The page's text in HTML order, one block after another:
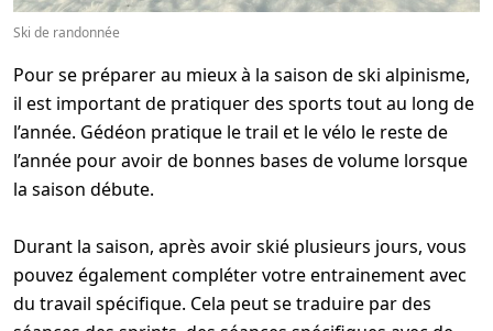
Ski de randonnée
Pour se préparer au mieux à la saison de ski alpinisme,
il est important de pratiquer des sports tout au long de
l’année. Gédéon pratique le trail et le vélo le reste de
l’année pour avoir de bonnes bases de volume lorsque
la saison débute.
Durant la saison, après avoir skié plusieurs jours, vous
pouvez également compléter votre entrainement avec
du travail spécifique. Cela peut se traduire par des